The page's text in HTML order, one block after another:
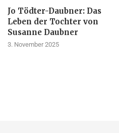
Jo Tödter-Daubner: Das
Leben der Tochter von
Susanne Daubner
3. November 2025